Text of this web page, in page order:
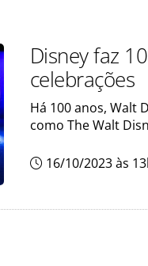
Disney faz
celebrações
Há 100 anos, Walt
como The Walt
16/10/2023 às